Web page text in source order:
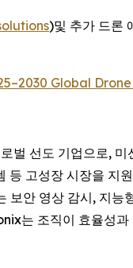
)및 추가 드론
Global
선도 기업으로, 미
고성장 시장을 지
안 영상 감시, 지
는 조직이 효율성